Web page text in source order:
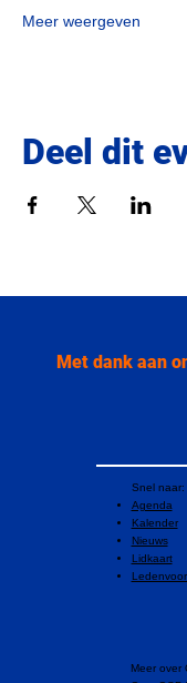
Meer weergeven
Deel dit
Met dank aan
Snel naar:
Agenda
Kalender
Nieuws
Lidkaart
​Meer over